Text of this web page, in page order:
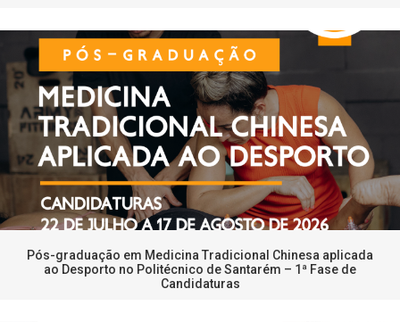
Pós-graduação em Medicina Tradicional Chinesa aplicada
ao Desporto no Politécnico de Santarém – 1ª Fase de
Candidaturas